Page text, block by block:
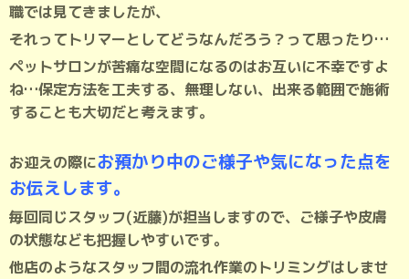
職では見てきましたが、
それってトリマーとしてどうなんだろう？って思ったり…
ペットサロンが苦痛な空間になるのはお互いに不幸ですよ
ね…保定方法を工夫する、無理しない、出来る範囲で施術
することも大切だと考えます。
お迎えの際にお預かり中のご様子や気になった点を
お伝えします。
毎回同じスタッフ(近藤)が担当しますので、ご様子や皮膚
の状態なども把握しやすいです。
他店のようなスタッフ間の流れ作業のトリミングはしませ